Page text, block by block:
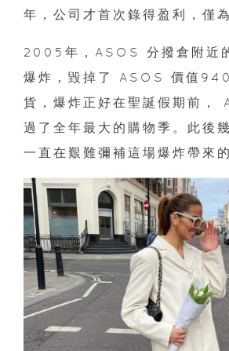
年，公司才首次錄得盈利，僅
2005年，ASOS 分撥倉附近
爆炸，毀掉了 ASOS 價值
貨，爆炸正好在聖誕假期前，
過了全年最大的購物季。此後
一直在艱難彌補這場爆炸帶來